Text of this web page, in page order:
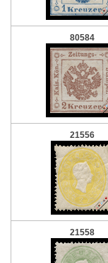
80584
21556
21558